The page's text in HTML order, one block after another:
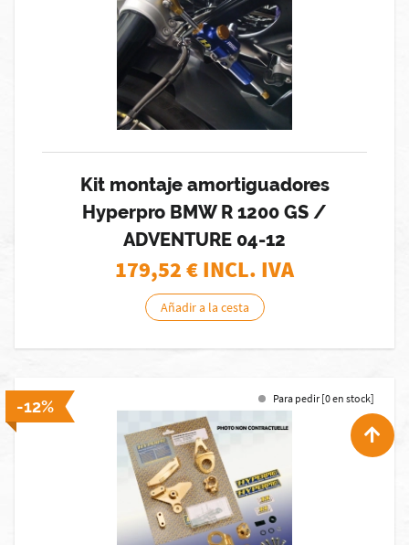
Kit montaje amortiguadores
Hyperpro BMW R 1200 GS /
ADVENTURE 04-12
179,52€ INCL. IVA
Añadir a la cesta
-12% Para pedir [0 en stock]